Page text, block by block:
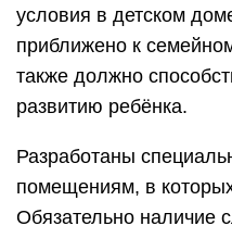
условия в детском
приближено к
также должно
развитию ребёнка.
Разработаны
помещениям, в
Обязательно наличие